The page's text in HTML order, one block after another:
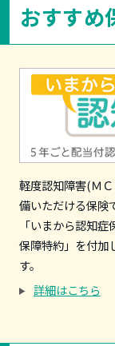
おすすめ
軽度認知障害(Ｍ
備いただける保険
「いまから認知
保障特約」を付加
す。
詳細はこちら